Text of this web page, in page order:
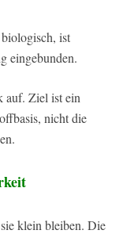
ist
eingebunden.
Ziel ist ein
nicht die
klein bleiben. Die